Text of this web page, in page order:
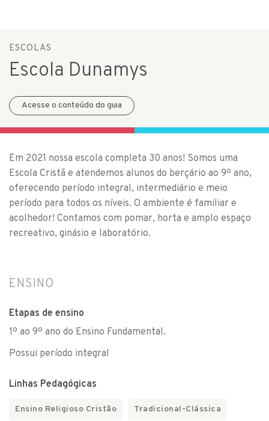
ESCOLAS
Escola Dunamys
Acesse o conteúdo do guia
Em 2021 nossa escola completa 30 anos! Somos uma
Escola Cristã e atendemos alunos do berçário ao 9º ano,
oferecendo período integral, intermediário e meio
período para todos os níveis. O ambiente é familiar e
acolhedor! Contamos com pomar, horta e amplo espaço
recreativo, ginásio e laboratório.
ENSINO
Etapas de ensino
1º ao 9º ano do Ensino Fundamental.
Possui período integral
Linhas Pedagógicas
Ensino Religioso Cristão Tradicional-Clássica